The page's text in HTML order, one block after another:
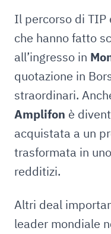
Il percorso di TIP
che hanno fatto
all’ingresso in
quotazione in
straordinari.
Amplifon è
acquistata a un
trasformata in
redditizi.
Altri deal
leader mondiale